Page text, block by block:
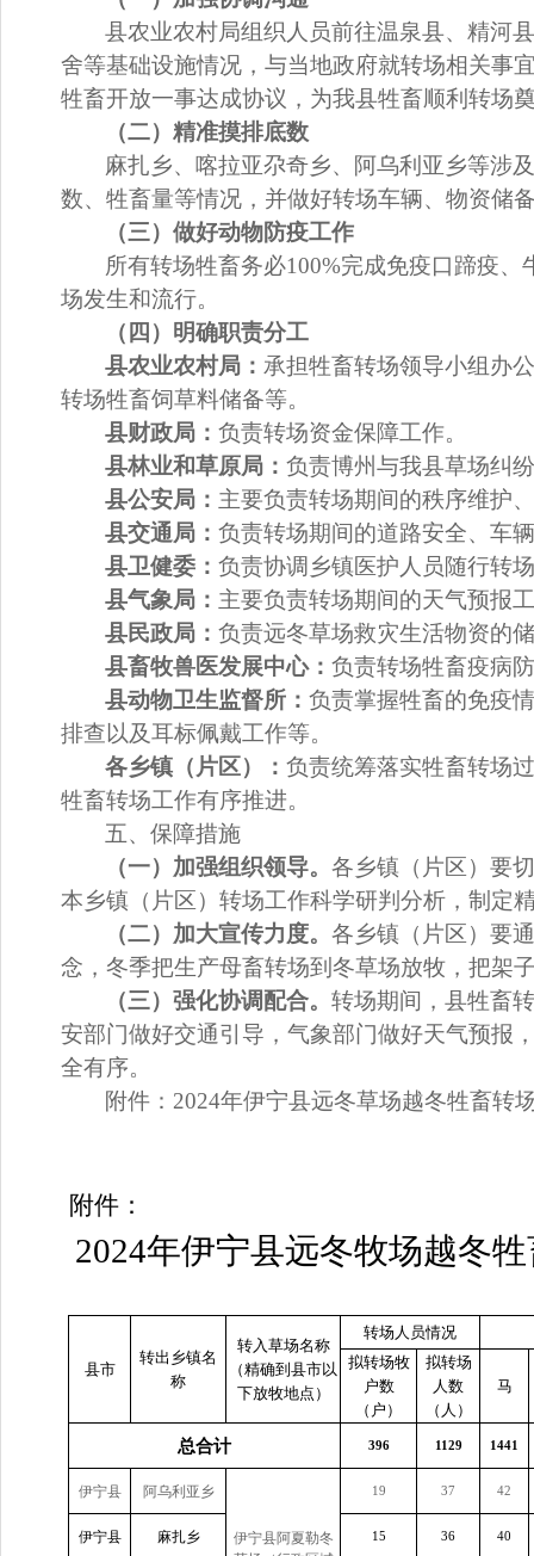
县农业农村局组织人员前往温泉县、精河
舍等基础设施情况，与当地政府就转场相关事
牲畜开放一事达成协议，为我县牲畜顺利转场
（二）精准摸排底数
麻扎乡、喀拉亚尕奇乡、阿乌利亚乡等涉
数、牲畜量等情况，并做好转场车辆、物资储
（三）做好动物防疫工作
所有转场牲畜务必100%完成免疫口蹄疫、
场发生和流行。
（四）明确职责分工
县农业农村局： 承担牲畜转场领导小组办
转场牲畜饲草料储备等。
县财政局：负责转场资金保障工作。
县林业和草原局：负责博州与我县草场纠
县公安局： 主要负责转场期间的秩序维护
县交通局：负责转场期间的道路安全、车
县卫健委：负责协调乡镇医护人员随行转
县气象局： 主要负责转场期间的天气预报
县民政局：负责远冬草场救灾生活物资的
县畜牧兽医发展中心：负责转场牲畜疫病
县动物卫生监督所：负责掌握牲畜的免疫
排查以及耳标佩戴工作等。
各乡镇（片区）：负责统筹落实牲畜转场
牲畜转场工作有序推进。
五、保障措施
（一）加强组织领导。各乡镇（片区）要
本乡镇（片区）转场工作科学研判分析，制定
（二） 加大宣传力度。各乡镇（片区）要
念，冬季把生产母畜转场到冬草场放牧，把架
（三）强化协调配合。转场期间，县牲畜
安部门做好交通引导，气象部门做好天气预报
全有序。
附件 ： 2024年伊宁县远冬草场越冬牲畜转
附件：
2024年伊宁县远冬牧场越冬
县市
转出乡镇名
称
转入草场名称
（精确到县市以
下放牧地点）
转场人员情况
拟转场牧
户数
（户）
拟转场
人数
（人）
马
总合计 396 1129 1441
伊宁县 阿乌利亚乡
伊宁县阿夏勒冬
19 37 42
伊宁县 麻扎乡 15 36 40